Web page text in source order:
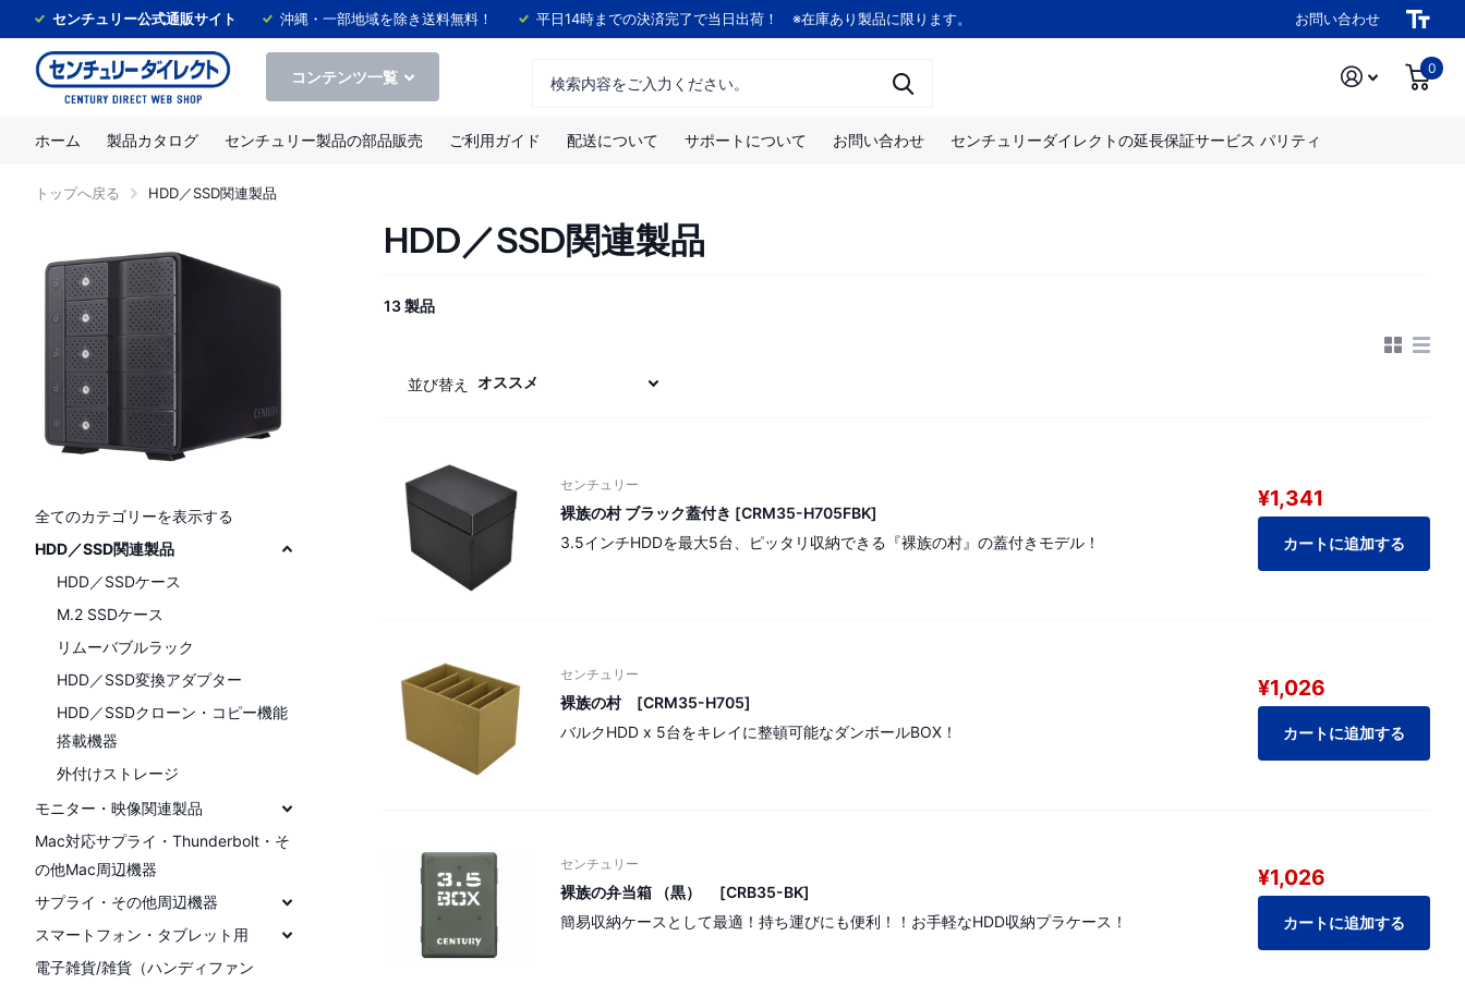
センチュリー公式通販サイト 沖縄・一部地域を除き送料無料！ 平日14時までの決済完了で当日出荷！ ※在庫あり製品に限ります。 お問い合わせ
コンテンツ一覧 0
ホーム 製品カタログ センチュリー製品の部品販売 ご利用ガイド 配送について サポートについて お問い合わせ センチュリーダイレクトの延長保証サービス パリティ
トップへ戻る HDD／SSD関連製品
HDD／SSD関連製品
13 製品
並び替え
センチュリー
裸族の村 ブラック蓋付き [CRM35-H705FBK]
3.5インチHDDを最大5台、ピッタリ収納できる『裸族の村』の蓋付きモデル！
¥1,341
カートに追加する
センチュリー
裸族の村 [CRM35-H705]
バルクHDD x 5台をキレイに整頓可能なダンボールBOX！
¥1,026
カートに追加する
センチュリー
裸族の弁当箱 （黒） [CRB35-BK]
簡易収納ケースとして最適！持ち運びにも便利！！お手軽なHDD収納プラケース！
¥1,026
カートに追加する
全てのカテゴリーを表示する
HDD／SSD関連製品
HDD／SSDケース
M.2 SSDケース
リムーバブルラック
HDD／SSD変換アダプター
HDD／SSDクローン・コピー機能
搭載機器
外付けストレージ
モニター・映像関連製品
Mac対応サプライ・Thunderbolt・そ
の他Mac周辺機器
サプライ・その他周辺機器
スマートフォン・タブレット用
電子雑貨/雑貨（ハンディファン